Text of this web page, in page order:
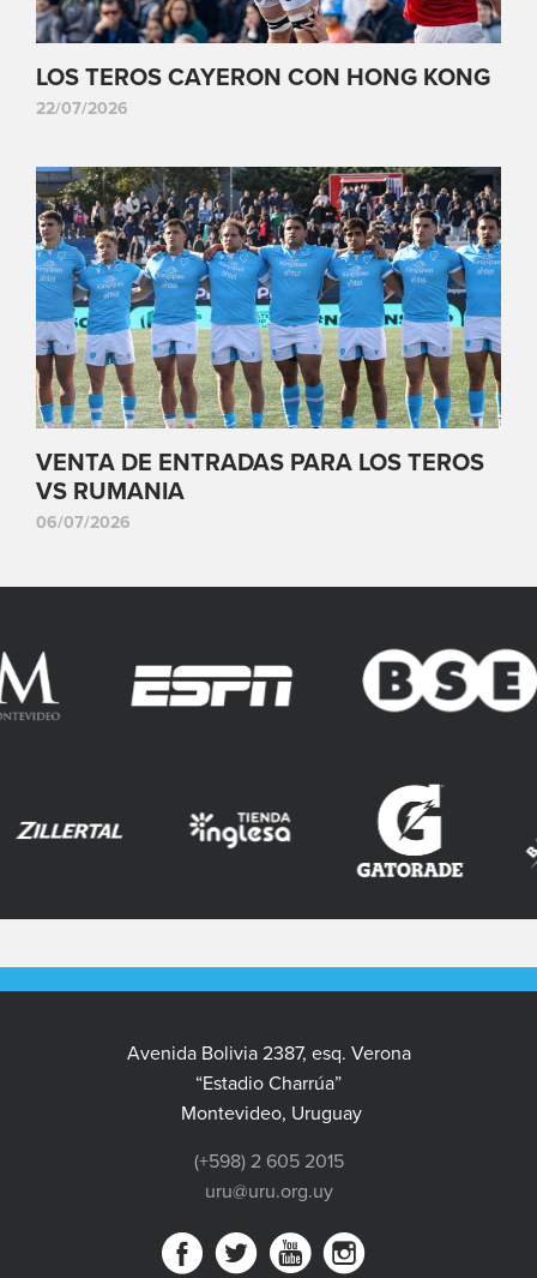
LOS TEROS CAYERON CON HONG KONG
22/07/2026
VENTA DE ENTRADAS PARA LOS TEROS
VS RUMANIA
06/07/2026
Avenida Bolivia 2387, esq. Verona
“Estadio Charrúa”
Montevideo, Uruguay
(+598) 2 605 2015
uru@uru.org.uy